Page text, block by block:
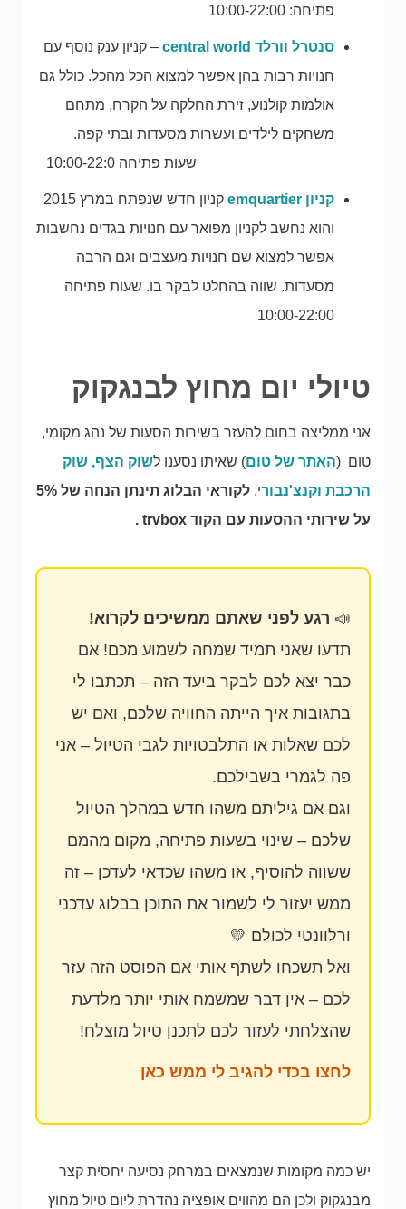
פתיחה: 10:00-22:00
סנטרל וורלד central world
– קניון ענק נוסף עם
חנויות רבות בהן אפשר למצוא הכל מהכל. כולל גם
אולמות קולנוע, זירת החלקה על הקרח, מתחם
משחקים לילדים ועשרות מסעדות ובתי קפה.
שעות פתיחה 10:00-22:0
קניון emquartier
קניון חדש שנפתח במרץ 2015
והוא נחשב לקניון מפואר עם חנויות בגדים נחשבות
אפשר למצוא שם חנויות מעצבים וגם הרבה
מסעדות. שווה בהחלט לבקר בו. שעות פתיחה
10:00-22:00
טיולי יום מחוץ לבנגקוק
אני ממליצה בחום להעזר בשירות הסעות של נהג מקומי,
טום (האתר של טום) שאיתו נסענו לשוק הצף, שוק
הרכבת וקנצ'נבורי.
לקוראי הבלוג תינתן הנחה של 5%
על שירותי ההסעות עם הקוד trvbox .
📣 רגע לפני שאתם ממשיכים לקרוא!
תדעו שאני תמיד שמחה לשמוע מכם! אם
כבר יצא לכם לבקר ביעד הזה – תכתבו לי
בתגובות איך הייתה החוויה שלכם, ואם יש
לכם שאלות או התלבטויות לגבי הטיול – אני
פה לגמרי בשבילכם.
וגם אם גיליתם משהו חדש במהלך הטיול
שלכם – שינוי בשעות פתיחה, מקום מהמם
ששווה להוסיף, או משהו שכדאי לעדכן – זה
ממש יעזור לי לשמור את התוכן בבלוג עדכני
ורלוונטי לכולם 💛
ואל תשכחו לשתף אותי אם הפוסט הזה עזר
לכם – אין דבר שמשמח אותי יותר מלדעת
שהצלחתי לעזור לכם לתכנן טיול מוצלח!
לחצו בכדי להגיב לי ממש כאן
יש כמה מקומות שנמצאים במרחק נסיעה יחסית קצר
מבנגקוק ולכן הם מהווים אופציה נהדרת ליום טיול מחוץ